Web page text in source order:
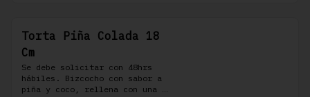
Torta Piña Colada 18
Cm
Se debe solicitar con 48hrs
hábiles. Bizcocho con sabor a
piña y coco, rellena con una